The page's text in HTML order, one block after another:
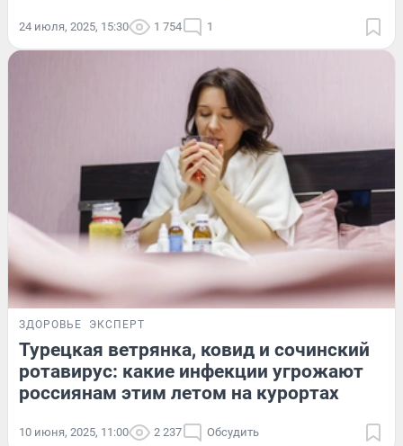
24 июля, 2025, 15:30 1 754 1
ЗДОРОВЬЕ ЭКСПЕРТ
Турецкая ветрянка, ковид и сочинский
ротавирус: какие инфекции угрожают
россиянам этим летом на курортах
10 июня, 2025, 11:00 2 237 Обсудить